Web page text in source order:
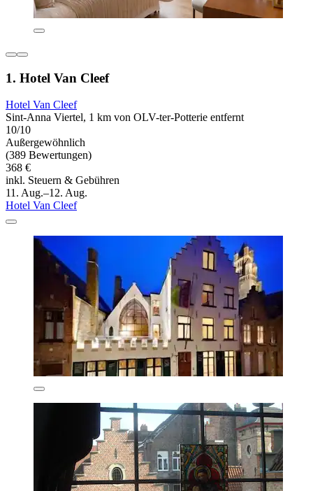
1. Hotel Van Cleef
Hotel Van Cleef
Sint-Anna Viertel, 1 km von OLV-ter-Potterie entfernt
10/10
Außergewöhnlich
(389 Bewertungen)
368 €
inkl. Steuern & Gebühren
11. Aug.–12. Aug.
Hotel Van Cleef